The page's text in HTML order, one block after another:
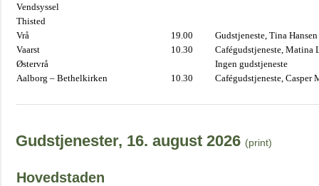
Vendsyssel
Thisted
Vrå
19.00
Gudstjeneste, Tina Hansen
Vaarst
10.30
Cafégudstjeneste, Matina
Østervrå
Ingen gudstjeneste
Aalborg – Bethelkirken
10.30 Cafégudstjeneste, Casper
Gudstjenester, 16. august 2026 (print)
Hovedstaden